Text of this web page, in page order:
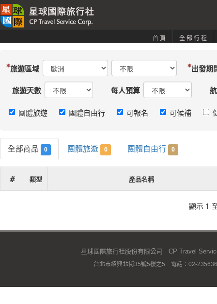
首頁 全部行程
旅遊區域 出發期
旅遊天數 每人預算
團體旅遊 團體自由行 可報名 可候補
全部商品 0 團體旅遊 0 團體自由行 0
# 類型 產品名稱
顯示 1
星球國際旅行社股份有限公司 CP Travel
台北市紹興北街35號5樓之5 電話：02-